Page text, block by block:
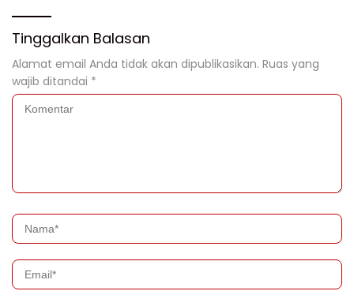
Tinggalkan Balasan
Alamat email Anda tidak akan dipublikasikan. Ruas yang
wajib ditandai *